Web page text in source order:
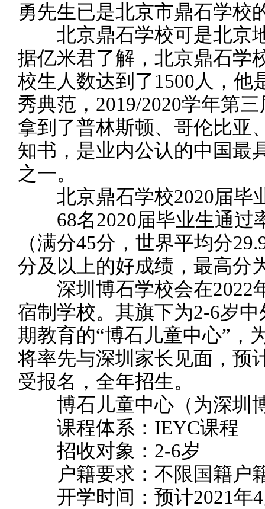
勇先生已是北京市鼎石学校
北京鼎石学校可是北京
据亿米君了解，北京鼎石学
校生人数达到了1500人，他
秀典范，2019/2020学年第
拿到了普林斯顿、哥伦比亚
知书，是业内公认的中国最
之一。
北京鼎石学校2020届毕
68名2020届毕业生通过
（满分45分，世界平均分
分及以上的好成绩，最高分
深圳博石学校会在2022
宿制学校。其旗下为2-6岁
期教育的“博石儿童中心”，
将率先与深圳家长见面，预
受报名，全年招生。
博石儿童中心（为深圳
课程体系：IEYC课程
招收对象：2-6岁
户籍要求：不限国籍户
开学时间：预计2021年4